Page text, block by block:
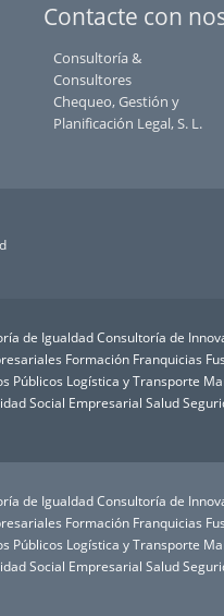
Contacte con
Consultoría &
Consultores
Chequeo, Gestión y
Planificación Legal, S. L.
de Igualdad Consultoría de
Formación Franquicias
Públicos Logística y Transporte
Social Empresarial Salud
de Igualdad Consultoría de
Formación Franquicias
Públicos Logística y Transporte
Social Empresarial Salud